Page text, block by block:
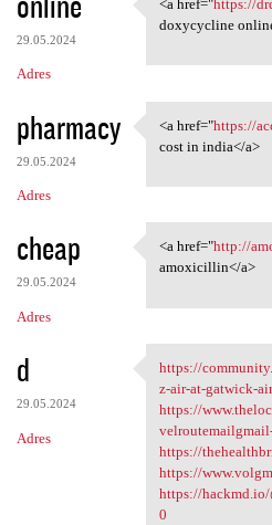
29.05.2024
Adres
<a
<a href="https://
doxycycline
pharmacy
29.05.2024
Adres
<a
<a href="https://
cost in india</a>
cheap
29.05.2024
Adres
<a
<a href="http://
amoxicillin</a>
d
29.05.2024
Adres
https://
https://
z-air-at-gatwick-
https://
https://
https://
https://
0